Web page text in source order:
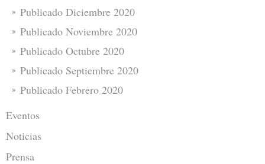
Publicado Diciembre 2020
Publicado Noviembre 2020
Publicado Octubre 2020
Publicado Septiembre 2020
Publicado Febrero 2020
Eventos
Noticias
Prensa